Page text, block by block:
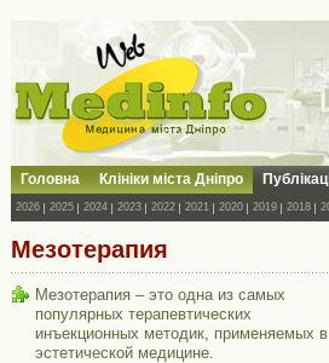
Головна Клініки міста Дніпро
2026 2025 2024 2023 2022 2021 2020 2019 2018
Мезотерапия
Мезотерапия – это одна из самых
популярных терапевтических
инъекционных методик, применяемых в
эстетической медицине.